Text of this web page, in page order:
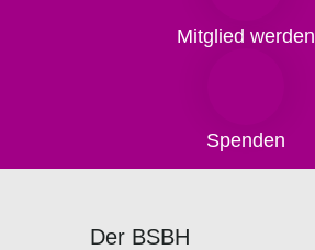
Mitglied werden
Spenden
Der BSBH